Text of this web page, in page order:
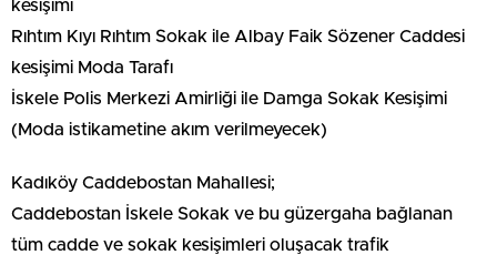
kesişimi
Rıhtım Kıyı Rıhtım Sokak ile Albay Faik Sözener Caddesi
kesişimi Moda Tarafı
İskele Polis Merkezi Amirliği ile Damga Sokak Kesişimi
(Moda istikametine akım verilmeyecek)
Kadıköy Caddebostan Mahallesi;
Caddebostan İskele Sokak ve bu güzergaha bağlanan
tüm cadde ve sokak kesişimleri oluşacak trafik